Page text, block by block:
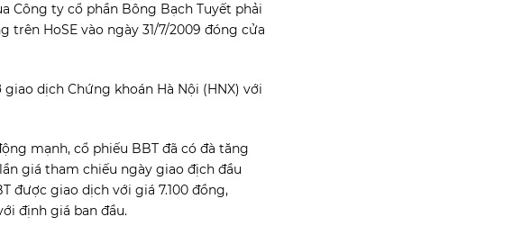
Công ty cổ phần Bông Bạch Tuyết phải
HoSE vào ngày 31/7/2009 đóng cửa
dịch Chứng khoán Hà Nội (HNX) với
mạnh, cổ phiếu BBT đã có đà tăng
giá tham chiếu ngày giao địch đầu
được giao dịch với giá 7.100 đồng,
định giá ban đầu.